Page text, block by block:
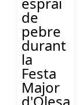
de
pebre
durant
la
Festa
Major